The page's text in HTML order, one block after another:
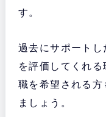
す。
過去にサポート
を評価してくれ
職を希望される方
ましょう。